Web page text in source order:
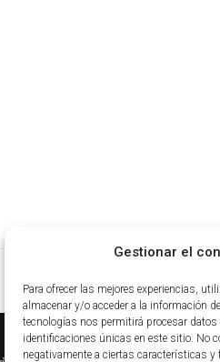
Gestionar el
Para ofrecer las mejores experiencias,
almacenar y/o acceder a la información
tecnologías nos permitirá procesar
identificaciones únicas en este sitio. No
negativamente a ciertas características y